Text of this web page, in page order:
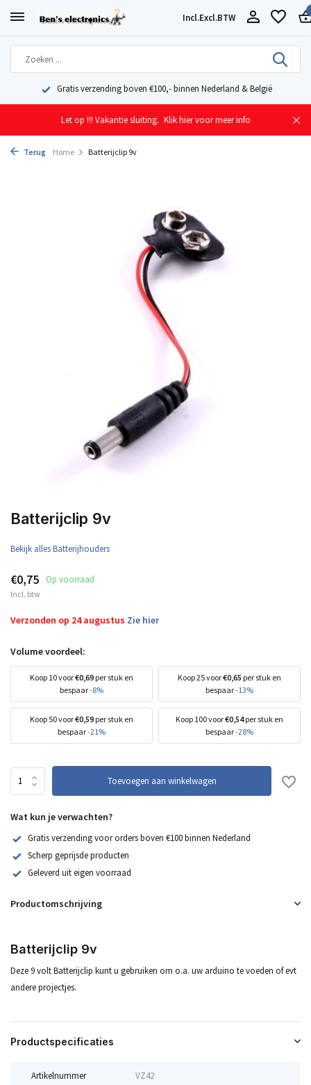
Incl.Excl.BTW
Geleverd uit eigen voorraad vanuit ons magazijn in Nederland
Let op !!! Vakantie sluiting. Klik hier voor meer info
Terug Home Batterijclip 9v
Batterijclip 9v
Bekijk alles Batterijhouders
€0,75 Op voorraad
Incl. btw
Verzonden op 24 augustus Zie hier
Volume voordeel:
Koop 10 voor€0,69 per stuk en
bespaar-8%
Koop 25 voor€0,65 per stuk en
bespaar-13%
Koop 50 voor€0,59 per stuk en
bespaar-21%
Koop 100 voor€0,54per stuk en
bespaar-28%
Toevoegen aan winkelwagen
Wat kun je verwachten?
Gratis verzending voor orders boven €100 binnen Nederland
Scherp geprijsde producten
Geleverd uit eigen voorraad
Productomschrijving
Batterijclip 9v
Deze 9 volt Batterijclip kunt u gebruiken om o.a. uw arduino te voeden of evt
andere projectjes.
Productspecificaties
Artikelnummer VZ42